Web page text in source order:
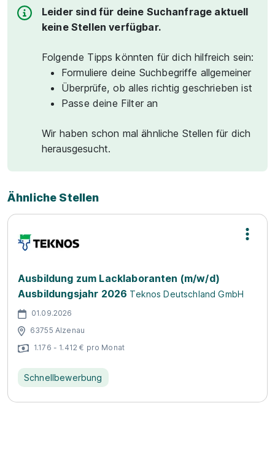
Leider sind für deine Suchanfrage aktuell
keine Stellen verfügbar.
Folgende Tipps könnten für dich hilfreich sein:
Formuliere deine Suchbegriffe allgemeiner
Überprüfe, ob alles richtig geschrieben ist
Passe deine Filter an
Wir haben schon mal ähnliche Stellen für dich
herausgesucht.
Ähnliche Stellen
Ausbildung zum Lacklaboranten (m/w/d)
Ausbildungsjahr 2026 Teknos Deutschland GmbH
01.09.2026
63755 Alzenau
1.176 - 1.412 € pro Monat
Schnellbewerbung